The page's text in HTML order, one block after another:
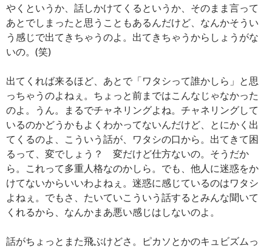
やくというか、話しかけてくるというか、そのまま言って
あとでしまったと思うこともあるんだけど、なんかそうい
う感じで出てきちゃうのよ。出てきちゃうからしょうがな
いの。(笑)
出てくれば来るほど、あとで「ワタシって誰かしら」と思
っちゃうのよねぇ。ちょっと前まではこんなじゃなかった
のよ。うん。まるでチャネリングよね。チャネリングして
いるのかどうかもよくわかってないんだけど、とにかく出
てくるのよ、こういう話が、ワタシの口から。出てきて困
るって、変でしょう？ 変だけど仕方ないの。そうだか
ら。これって多重人格なのかしら。でも、他人に迷惑をか
けてないからいいわよねぇ。迷惑に感じているのはワタシ
よねぇ。でもさ、たいていこういう話するとみんな聞いて
くれるから、なんかまあ悪い感じはしないのよ。
話がちょっとまた飛ぶけどさ。ピカソとかのキュビズムっ